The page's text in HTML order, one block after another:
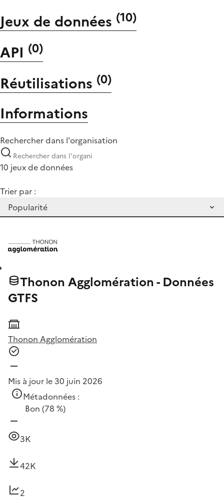
Jeux de données (10)
API (0)
Réutilisations (0)
Informations
Rechercher dans l'organisation
10 jeux de données
Trier par :
Thonon Agglomération - Données
GTFS
Thonon Agglomération
Mis à jour le 30 juin 2026
Métadonnées :
Bon (78 %)
3K
42K
2